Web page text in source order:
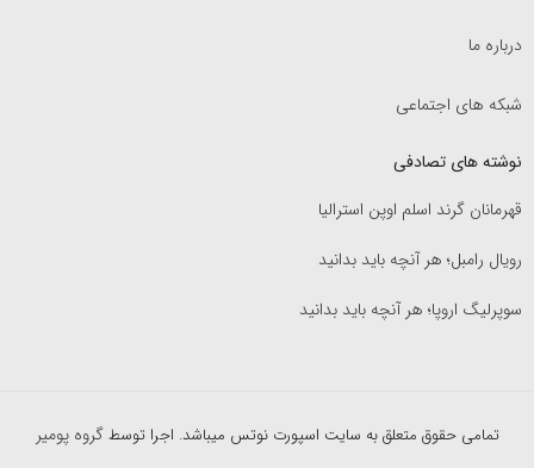
درباره ما
شبکه های اجتماعی
نوشته های تصادفی
قهرمانان گرند اسلم اوپن استرالیا
رویال رامبل؛ هر آنچه باید بدانید
سوپرلیگ اروپا؛ هر آنچه باید بدانید
تمامی حقوق متعلق به سایت اسپورت نوتس میباشد. اجرا توسطگروه پومیر